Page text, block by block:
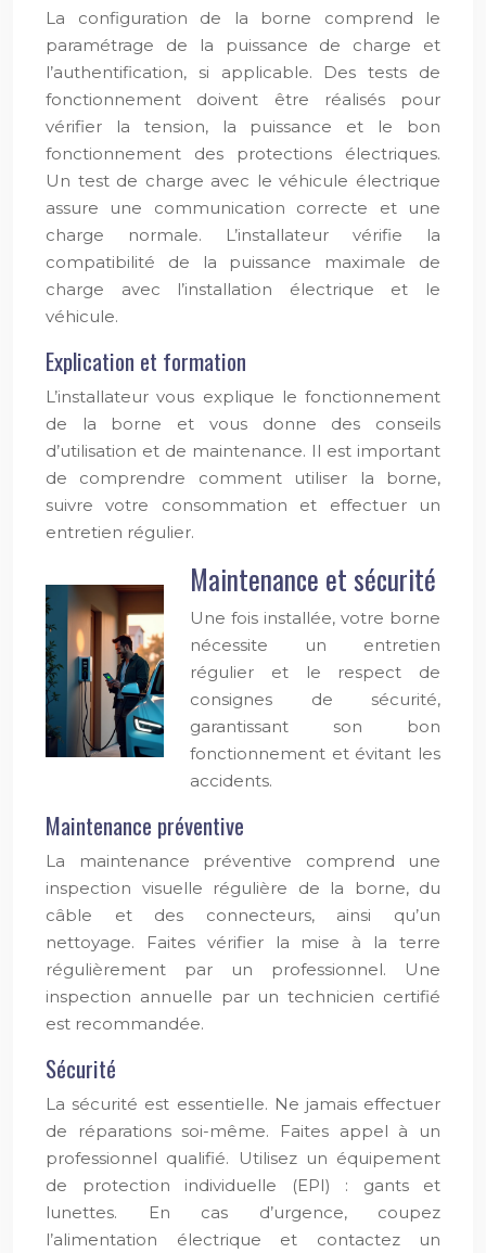
La configuration de la borne comprend le
paramétrage de la puissance de charge et
l’authentification, si applicable. Des tests de
fonctionnement doivent être réalisés pour
vérifier la tension, la puissance et le bon
fonctionnement des protections électriques.
Un test de charge avec le véhicule électrique
assure une communication correcte et une
charge normale. L’installateur vérifie la
compatibilité de la puissance maximale de
charge avec l’installation électrique et le
véhicule.
Explication et formation
L’installateur vous explique le fonctionnement
de la borne et vous donne des conseils
d’utilisation et de maintenance. Il est important
de comprendre comment utiliser la borne,
suivre votre consommation et effectuer un
entretien régulier.
Maintenance et sécurité
Une fois installée, votre borne
nécessite un entretien
régulier et le respect de
consignes de sécurité,
garantissant son bon
fonctionnement et évitant les
accidents.
Maintenance préventive
La maintenance préventive comprend une
inspection visuelle régulière de la borne, du
câble et des connecteurs, ainsi qu’un
nettoyage. Faites vérifier la mise à la terre
régulièrement par un professionnel. Une
inspection annuelle par un technicien certifié
est recommandée.
Sécurité
La sécurité est essentielle. Ne jamais effectuer
de réparations soi-même. Faites appel à un
professionnel qualifié. Utilisez un équipement
de protection individuelle (EPI) : gants et
lunettes. En cas d’urgence, coupez
l’alimentation électrique et contactez un